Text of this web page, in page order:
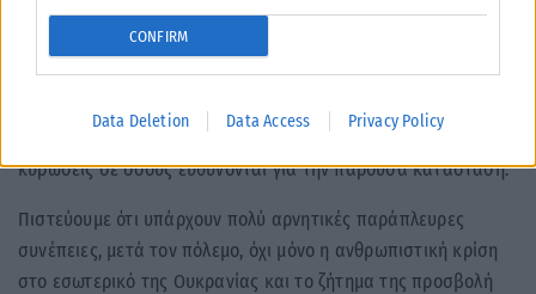
CONFIRM
Data Deletion Data Access Privacy Policy
Υποστηρίξαμε την Ουκρανία με κάθε δυνατό τρόπο, ιδιαίτερα
στον ανθρωπιστικό και οικονομικό τομέα, αλλά και στον
τομέα της στρατιωτικής βοήθειας. Υποστηρίζουμε σαφώς μια
λύση που θα επιτρέψει την εδαφική ακεραιότητα και
κυριαρχία της Ουκρανίας και θα επιβάλλει ουσιαστικά
κυρώσεις σε όσους ευθύνονται για την παρούσα κατάσταση.
Πιστεύουμε ότι υπάρχουν πολύ αρνητικές παράπλευρες
συνέπειες, μετά τον πόλεμο, όχι μόνο η ανθρωπιστική κρίση
στο εσωτερικό της Ουκρανίας και το ζήτημα της προσβολή